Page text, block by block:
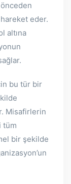
eder.
altına
bu tür bir
Misafirlerin
tüm
bir şekilde